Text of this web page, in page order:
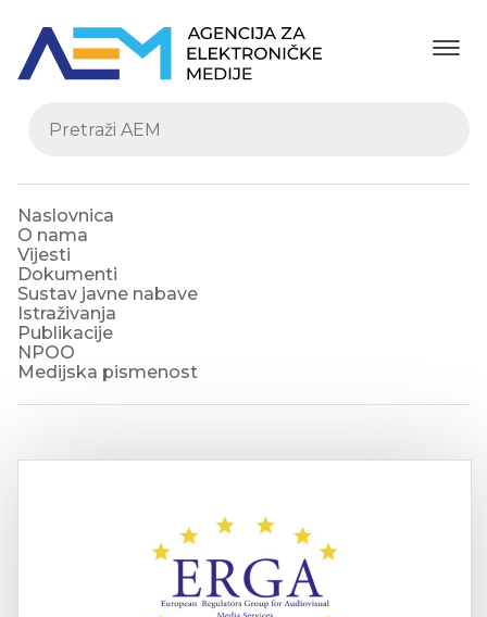
Naslovnica
O nama
Vijesti
Dokumenti
Sustav javne nabave
Istraživanja
Publikacije
NPOO
Medijska pismenost